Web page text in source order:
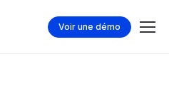
Voir une démo